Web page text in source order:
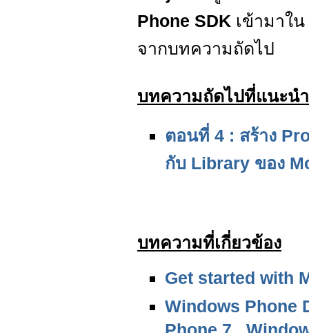
Phone SDK เข้ามาใน
จากบทความถัดไป
บทความถัดไปที่แนะน
ตอนที่ 4 : สร้าง
กับ Library ของ
บทความที่เกี่ยวข้อง
Get started with
Windows Phone